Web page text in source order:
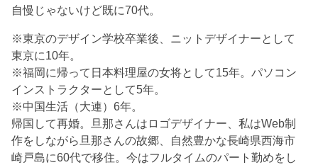
自慢じゃないけど既に70代。
※東京のデザイン学校卒業後、ニットデザイナーとして
東京に10年。
※福岡に帰って日本料理屋の女将として15年。パソコン
インストラクターとして5年。
※中国生活（大連）6年。
帰国して再婚。旦那さんはロゴデザイナー、私はWeb制
作をしながら旦那さんの故郷、自然豊かな長崎県西海市
崎戸島に60代で移住。今はフルタイムのパート勤めをし